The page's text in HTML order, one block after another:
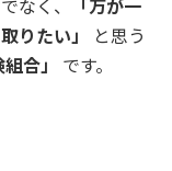
なく、
「万が一
りたい」
と思う
合」 です。